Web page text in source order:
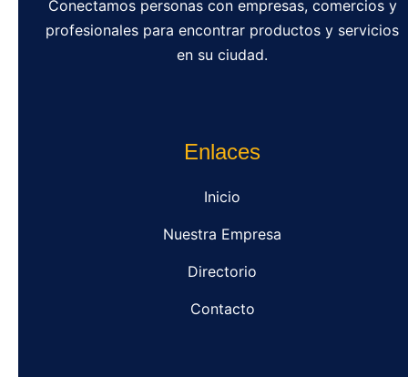
Conectamos personas con empresas, comercios y
profesionales para encontrar productos y servicios
en su ciudad.
Enlaces
Inicio
Nuestra Empresa
Directorio
Contacto